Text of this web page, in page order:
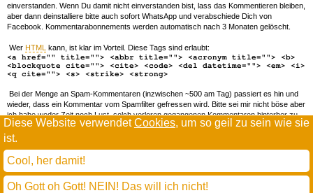
Diese Website verwendetCookies, um so geil zu sein wie sie
ist.
Cool, her damit!
Oh Gott oh Gott! NEIN! Das will ich nicht!
einverstanden. Wenn Du damit nicht einverstanden bist, lass das Kommentieren bleiben,
aber dann deinstalliere bitte auch sofort WhatsApp und verabschiede Dich von
Facebook. Kommentarabonnements werden automatisch nach 3 Monaten gelöscht.
Wer HTML kann, ist klar im Vorteil. Diese Tags sind erlaubt:
<a href="" title=""> <abbr title=""> <acronym title=""> <b>
<blockquote cite=""> <cite> <code> <del datetime=""> <em> <i>
<q cite=""> <s> <strike> <strong>
Bei der Menge an Spam-Kommentaren (inzwischen ~500 am Tag) passiert es hin und
wieder, dass ein Kommentar vom Spamfilter gefressen wird. Bitte sei mir nicht böse aber
ich habe weder Zeit noch Lust, solch verloren gegangenen Kommentaren hinterher zu
forschen. Wenn das öfters passiert, schreib' mir 'ne Mail damit ich dich whitelisten kann.
todamax rennt aufwordpress
* daMaxentgendert nach Hermes Phettberg